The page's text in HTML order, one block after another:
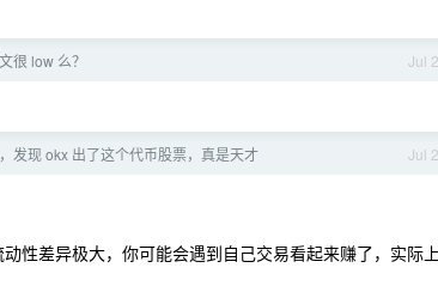
Jul 2
很 low 么？
Jul 2
发现 okx 出了这个代币股票，真是天才
性差异极大，你可能会遇到自己交易看起来赚了，实际上